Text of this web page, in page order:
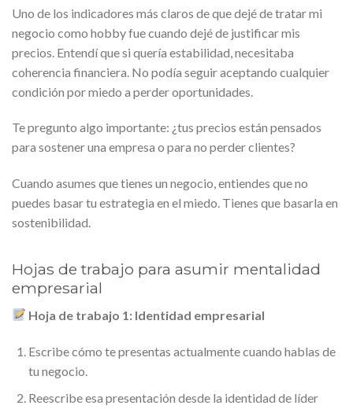
Uno de los indicadores más claros de que dejé de tratar mi
negocio como hobby fue cuando dejé de justificar mis
precios. Entendí que si quería estabilidad, necesitaba
coherencia financiera. No podía seguir aceptando cualquier
condición por miedo a perder oportunidades.
Te pregunto algo importante: ¿tus precios están pensados
para sostener una empresa o para no perder clientes?
Cuando asumes que tienes un negocio, entiendes que no
puedes basar tu estrategia en el miedo. Tienes que basarla en
sostenibilidad.
Hojas de trabajo para asumir mentalidad
empresarial
Hoja de trabajo 1: Identidad empresarial
Escribe cómo te presentas actualmente cuando hablas de
tu negocio.
Reescribe esa presentación desde la identidad de líder